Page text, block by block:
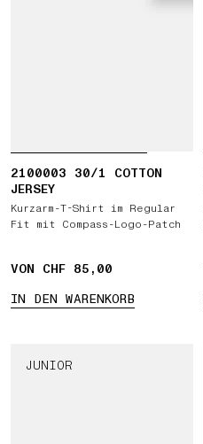
2100003 30/1 COTTON
JERSEY
Kurzarm-T-Shirt im Regular
Fit mit Compass-Logo-Patch
VON CHF 85,00
IN DEN WARENKORB
JUNIOR